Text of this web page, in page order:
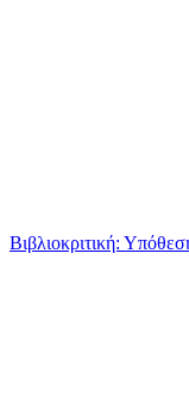
Βιβλιοκριτική: